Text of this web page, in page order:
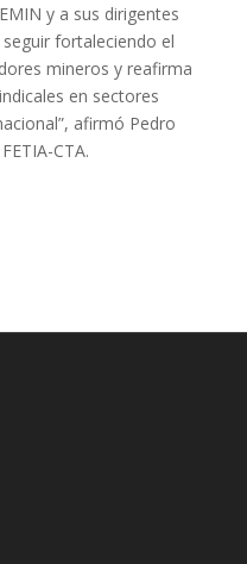
y a sus dirigentes
fortaleciendo el
mineros y reafirma
en sectores
afirmó Pedro
CTA.